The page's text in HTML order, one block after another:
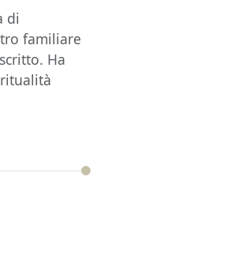
di
familiare
Ha